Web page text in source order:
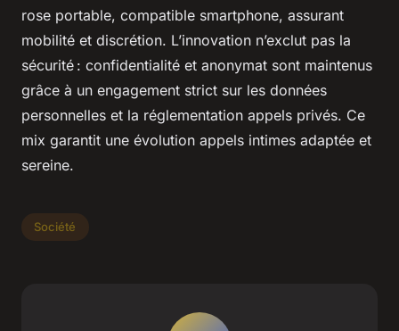
rose portable, compatible smartphone, assurant
mobilité et discrétion. L’innovation n’exclut pas la
sécurité : confidentialité et anonymat sont maintenus
grâce à un engagement strict sur les données
personnelles et la réglementation appels privés. Ce
mix garantit une évolution appels intimes adaptée et
sereine.
Société